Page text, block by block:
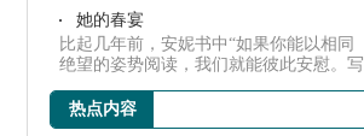
《辛亥革命...
她的春宴
比起几年前，安妮书中“如果你能以相同
绝望的姿势阅读，我们就能彼此安慰。写
热点内容